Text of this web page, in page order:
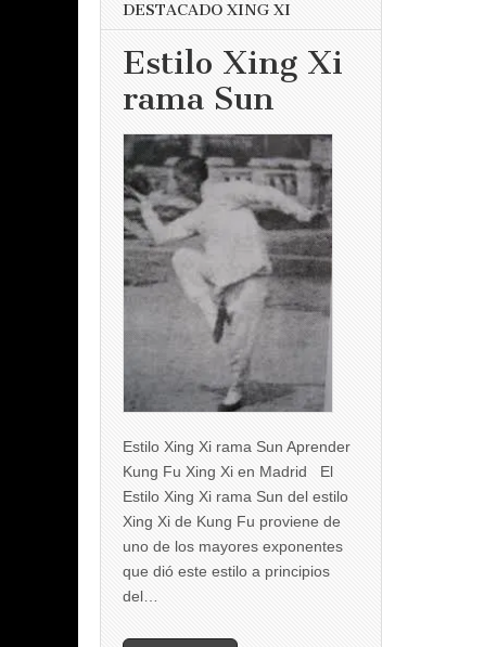
DESTACADO XING XI
Estilo Xing Xi
rama Sun
Estilo Xing Xi rama Sun Aprender
Kung Fu Xing Xi en Madrid El
Estilo Xing Xi rama Sun del estilo
Xing Xi de Kung Fu proviene de
uno de los mayores exponentes
que dió este estilo a principios
del…